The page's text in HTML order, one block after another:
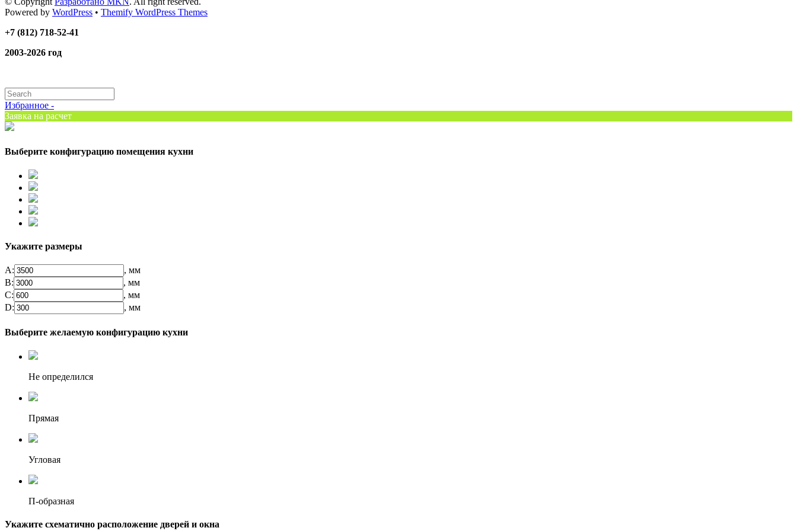
Powered by WordPress • Themify WordPress Themes
+7 (812) 718-52-41
2003-2026 год
Избранное -
Заявка на расчет
Выберите конфигурацию помещения кухни
Укажите размеры
А:
, мм
B:
, мм
C:
, мм
D:
, мм
Выберите желаемую конфигурацию кухни
Не определился
Прямая
Угловая
П-образная
Укажите схематично расположение дверей и окна